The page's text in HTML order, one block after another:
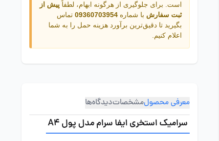
است. برای جلوگیری از هرگونه ابهام، لطفاً پیش از
ثبت سفارش با شماره 09360703954 تماس
بگیرید تا دقیق‌ترین برآورد هزینه حمل را به شما
اعلام کنیم.
معرفی محصولمشخصاتدیدگاه‌ها
سرامیک استخری ایفا سرام مدل پول A4